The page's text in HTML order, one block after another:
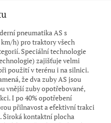
pneumatika AS s
h) pro traktory všech
Speciální technologie
zajišťuje velmi
použití v terénu i na silnici.
že dva zuby AS jsou
vnější zuby opotřebované,
I po 40% opotřebení
přilnavost a efektivní trakci
kontaktní plocha